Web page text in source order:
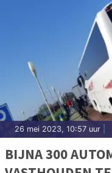
26 mei 2023, 10:57 uur
BIJNA 300